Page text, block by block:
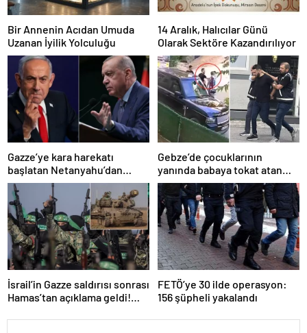
Bir Annenin Acıdan Umuda
Uzanan İyilik Yolculuğu
14 Aralık, Halıcılar Günü
Olarak Sektöre Kazandırılıyor
Gazze’ye kara harekatı
başlatan Netanyahu’dan
Erdoğan’a küstah sözler
Gebze’de çocuklarının
yanında babaya tokat atan
sürücü tutuklandı
İsrail’in Gazze saldırısı sonrası
Hamas’tan açıklama geldi!
FETÖ’ye 30 ilde operasyon:
156 şüpheli yakalandı